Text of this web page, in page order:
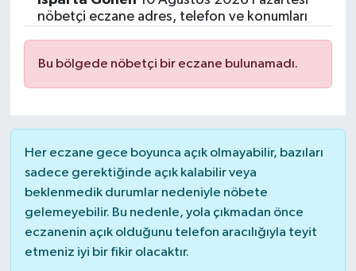
nöbetçi eczane adres, telefon ve konumları
Bu bölgede nöbetçi bir eczane bulunamadı.
Her eczane gece boyunca açık olmayabilir, bazıları
sadece gerektiğinde açık kalabilir veya
beklenmedik durumlar nedeniyle nöbete
gelemeyebilir. Bu nedenle, yola çıkmadan önce
eczanenin açık olduğunu telefon aracılığıyla teyit
etmeniz iyi bir fikir olacaktır.